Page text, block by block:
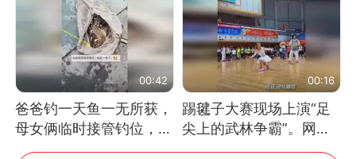
不带古筝的选手。”（来
源：新华每日电讯）
00:42
爸爸钓一天鱼一无所获，
母女俩临时接管钓位，用
玩具鱼竿钓上大鱼
00:16
踢毽子大赛现场上演“足
尖上的武林争霸”。网
友：这哪是踢毽子，分明